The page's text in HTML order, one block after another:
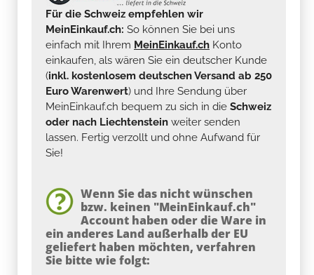
Für die Schweiz empfehlen wir
MeinEinkauf.ch: So können Sie bei uns
einfach mit Ihrem MeinEinkauf.ch Konto
einkaufen, als wären Sie ein deutscher Kunde
(inkl. kostenlosem deutschen Versand ab 250
Euro Warenwert) und Ihre Sendung über
MeinEinkauf.ch bequem zu sich in die Schweiz
oder nach Liechtenstein weiter senden
lassen. Fertig verzollt und ohne Aufwand für
Sie!
Wenn Sie das nicht wünschen
bzw. keinen "MeinEinkauf.ch"
Account haben oder die Ware in
ein anderes Land außerhalb der EU
geliefert haben möchten, verfahren
Sie bitte wie folgt: